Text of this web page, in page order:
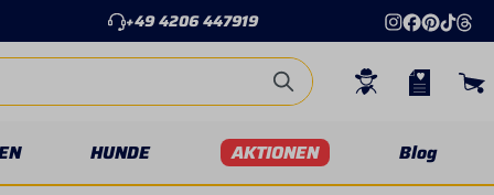
+49 4206 447919
HUNDE AKTIONEN Blog